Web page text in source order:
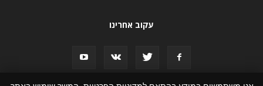
עקוב אחרינו